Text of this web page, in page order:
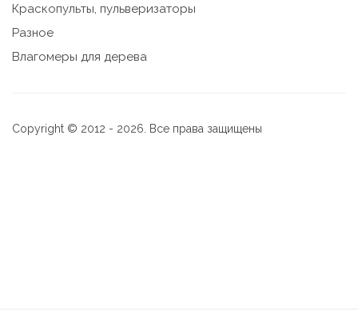
Краскопульты, пульверизаторы
Разное
Влагомеры для дерева
Copyright © 2012 - 2026. Все права защищены